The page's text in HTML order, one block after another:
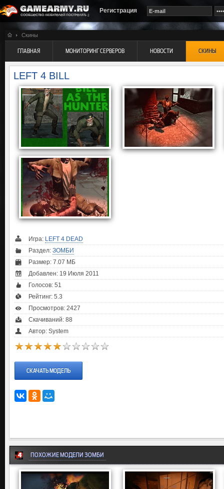
Регистрация
Скины
ГЛАВНАЯ МОНИТОРИНГ СЕРВЕРОВ НОВОСТИ СКИНЫ
LEFT 4 BILL
Игра: LEFT 4 DEAD
Раздел: ЗОМБИ
Размер: 7.07 МБ
Добавлен: 19 Июля 2011
Голосов: 51
Рейтинг: 5.3
Просмотров: 2427
Скачиваний: 88
Автор: System
СКАЧАТЬ МОДЕЛЬ
ПОХОЖИЕ МОДЕЛИ ЗОМБИ